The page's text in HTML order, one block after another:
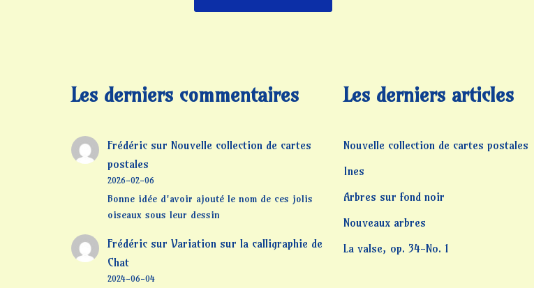
Les derniers commentaires
Frédéric sur Nouvelle collection de cartes
postales
2026-02-06
Bonne idée d'avoir ajouté le nom de ces jolis
oiseaux sous leur dessin
Frédéric sur Variation sur la calligraphie de
Chat
2024-06-04
Les derniers articles
Nouvelle collection de cartes postales
Ines
Arbres sur fond noir
Nouveaux arbres
La valse, op. 34-No. 1